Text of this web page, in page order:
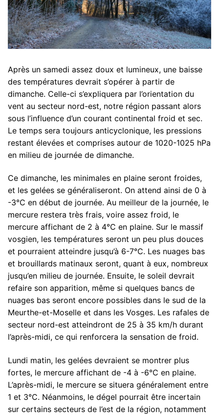
Après un samedi assez doux et lumineux, une baisse
des températures devrait s’opérer à partir de
dimanche. Celle-ci s’expliquera par l’orientation du
vent au secteur nord-est, notre région passant alors
sous l’influence d’un courant continental froid et sec.
Le temps sera toujours anticyclonique, les pressions
restant élevées et comprises autour de 1020-1025 hPa
en milieu de journée de dimanche.
Ce dimanche, les minimales en plaine seront froides,
et les gelées se généraliseront. On attend ainsi de 0 à
-3°C en début de journée. Au meilleur de la journée, le
mercure restera très frais, voire assez froid, le
mercure affichant de 2 à 4°C en plaine. Sur le massif
vosgien, les températures seront un peu plus douces
et pourraient atteindre jusqu’à 6-7°C. Les nuages bas
et brouillards matinaux seront, quant à eux, nombreux
jusqu’en milieu de journée. Ensuite, le soleil devrait
refaire son apparition, même si quelques bancs de
nuages bas seront encore possibles dans le sud de la
Meurthe-et-Moselle et dans les Vosges. Les rafales de
secteur nord-est atteindront de 25 à 35 km/h durant
l’après-midi, ce qui renforcera la sensation de froid.
Lundi matin, les gelées devraient se montrer plus
fortes, le mercure affichant de -4 à -6°C en plaine.
L’après-midi, le mercure se situera généralement entre
1 et 3°C. Néanmoins, le dégel pourrait être incertain
sur certains secteurs de l’est de la région, notamment